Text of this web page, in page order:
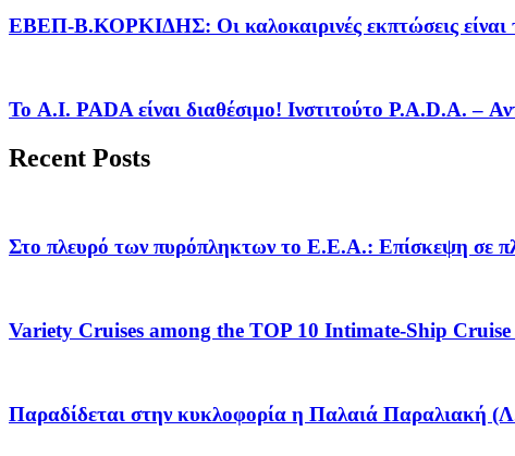
EΒΕΠ-Β.ΚΟΡΚΙΔΗΣ: Οι καλοκαιρινές εκπτώσεις είναι
Το A.I. PADA είναι διαθέσιμο! Ινστιτούτο P.A.D.A. –
Recent Posts
Στο πλευρό των πυρόπληκτων το Ε.Ε.Α.: Επίσκεψη σε
Variety Cruises among the TOP 10 Intimate-Ship
Παραδίδεται στην κυκλοφορία η Παλαιά Παραλιακή